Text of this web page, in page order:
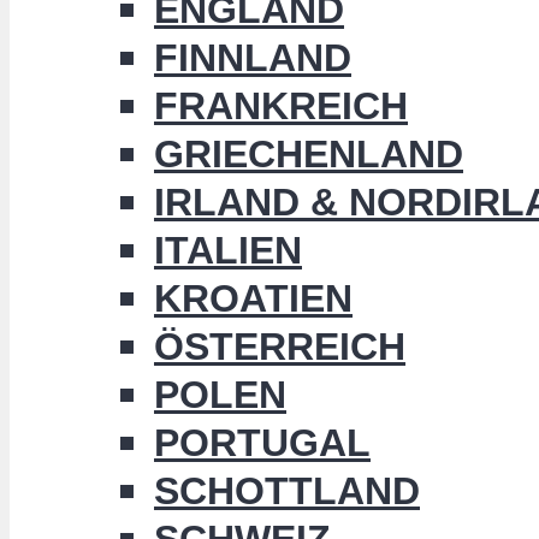
ENGLAND
FINNLAND
FRANKREICH
GRIECHENLAND
IRLAND &
ITALIEN
KROATIEN
ÖSTERREICH
POLEN
PORTUGAL
SCHOTTLAND